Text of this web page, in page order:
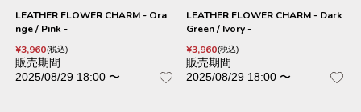
LEATHER FLOWER CHARM - Ora
nge / Pink -
¥3,960 税込
販売期間
2025/08/29 18:00 〜
LEATHER FLOWER CHARM - Dark
Green / Ivory -
¥3,960 税込
販売期間
2025/08/29 18:00 〜